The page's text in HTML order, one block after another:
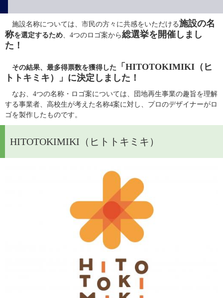
施設名称については、市民の方々に共感をいただける施設の名
称を選定するため 、4つのロゴ案から総選挙を開催しまし
た！
その結果、最多得票数を獲得した
「HITOTOKIMIKI（ヒ
トトキミキ）」に決定しました！
なお、4つの名称・ロゴ案については、団地再生事業の趣旨を理解
する事業者、高校生が考えた名称4案に対し、プロのデザイナーがロ
ゴを製作したものです。​
HITOTOKIMIKI（ヒトトキミキ）